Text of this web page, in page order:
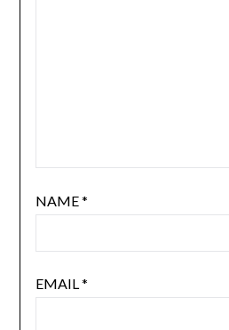
NAME*
EMAIL*